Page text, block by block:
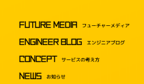
FUTURE MEDIA フューチャーメディア
ENGINEER BLOG エンジニアブログ
CONCEPT サービスの考え方
NEWS お知らせ